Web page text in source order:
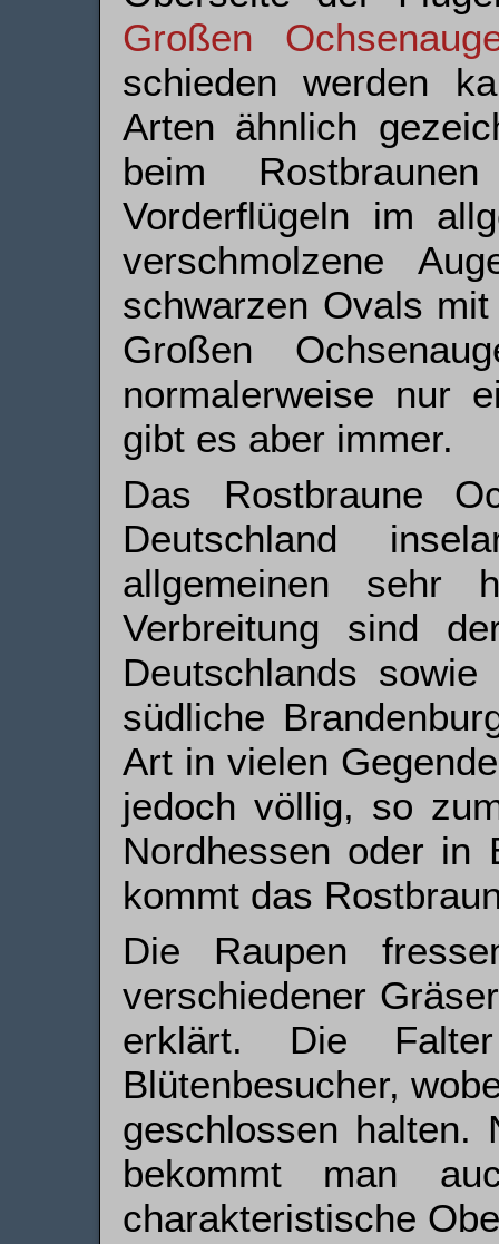
Großen
schieden werden
Arten ähnlich
beim
Vorderflügeln im
verschmolzene
schwarzen Ovals
Großen
normalerweise nur
gibt es aber immer.
Das Rostbraune
Deutschland
allgemeinen sehr
Verbreitung sind
Deutschlands
südliche
Art in vielen
jedoch völlig, so
Nordhessen oder in
kommt das
Die Raupen
verschiedener
erklärt. Die
Blütenbesucher,
geschlossen halten.
bekommt man
charakteristische